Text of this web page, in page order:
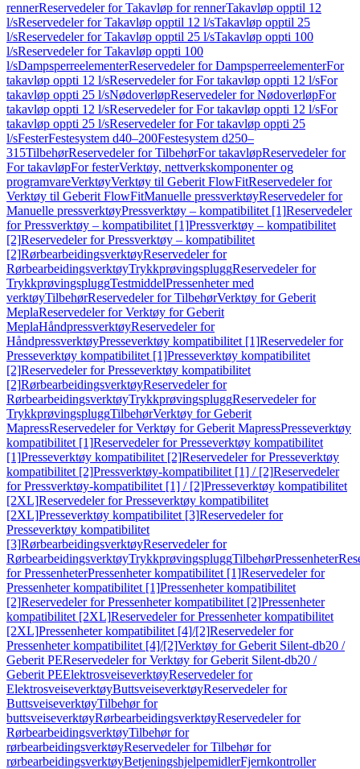
rennerReservedeler for Takavløp for rennerTakavløp opptil 12
l/sReservedeler for Takavløp opptil 12 l/sTakavløp opptil 25
l/sReservedeler for Takavløp opptil 25 l/sTakavløp oppti 100
l/sReservedeler for Takavløp oppti 100
l/sDampsperreelementerReservedeler for DampsperreelementerFor
takavløp oppti 12 l/sReservedeler for For takavløp oppti 12 l/sFor
takavløp oppti 25 l/sNødoverløpReservedeler for NødoverløpFor
takavløp oppti 12 l/sReservedeler for For takavløp oppti 12 l/sFor
takavløp oppti 25 l/sReservedeler for For takavløp oppti 25
l/sFesterFestesystem d40–200Festesystem d250–
315TilbehørReservedeler for TilbehørFor takavløpReservedeler for
For takavløpFor festerVerktøy, nettverkskomponenter og
programvareVerktøyVerktøy til Geberit FlowFitReservedeler for
Verktøy til Geberit FlowFitManuelle pressverktøyReservedeler for
Manuelle pressverktøyPressverktøy – kompatibilitet [1]Reservedeler
for Pressverktøy – kompatibilitet [1]Pressverktøy – kompatibilitet
[2]Reservedeler for Pressverktøy – kompatibilitet
[2]RørbearbeidingsverktøyReservedeler for
RørbearbeidingsverktøyTrykkprøvingspluggReservedeler for
TrykkprøvingspluggTestmiddelPressenheter med
verktøyTilbehørReservedeler for TilbehørVerktøy for Geberit
MeplaReservedeler for Verktøy for Geberit
MeplaHåndpressverktøyReservedeler for
HåndpressverktøyPresseverktøy kompatibilitet [1]Reservedeler for
Presseverktøy kompatibilitet [1]Presseverktøy kompatibilitet
[2]Reservedeler for Presseverktøy kompatibilitet
[2]RørbearbeidingsverktøyReservedeler for
RørbearbeidingsverktøyTrykkprøvingspluggReservedeler for
TrykkprøvingspluggTilbehørVerktøy for Geberit
MapressReservedeler for Verktøy for Geberit MapressPresseverktøy
kompatibilitet [1]Reservedeler for Presseverktøy kompatibilitet
[1]Presseverktøy kompatibilitet [2]Reservedeler for Presseverktøy
kompatibilitet [2]Pressverktøy-kompatibilitet [1] / [2]Reservedeler
for Pressverktøy-kompatibilitet [1] / [2]Presseverktøy kompatibilitet
[2XL]Reservedeler for Presseverktøy kompatibilitet
[2XL]Presseverktøy kompatibilitet [3]Reservedeler for
Presseverktøy kompatibilitet
[3]RørbearbeidingsverktøyReservedeler for
RørbearbeidingsverktøyTrykkprøvingspluggTilbehørPressenheter
for PressenheterPressenheter kompatibilitet [1]Reservedeler for
Pressenheter kompatibilitet [1]Pressenheter kompatibilitet
[2]Reservedeler for Pressenheter kompatibilitet [2]Pressenheter
kompatibilitet [2XL]Reservedeler for Pressenheter kompatibilitet
[2XL]Pressenheter kompatibilitet [4]/[2]Reservedeler for
Pressenheter kompatibilitet [4]/[2]Verktøy for Geberit Silent-db20 /
Geberit PEReservedeler for Verktøy for Geberit Silent-db20 /
Geberit PEElektrosveiseverktøyReservedeler for
ElektrosveiseverktøyButtsveiseverktøyReservedeler for
ButtsveiseverktøyTilbehør for
buttsveiseverktøyRørbearbeidingsverktøyReservedeler for
RørbearbeidingsverktøyTilbehør for
rørbearbeidingsverktøyReservedeler for Tilbehør for
rørbearbeidingsverktøyBetjeningshjelpemidlerFjernkontroller